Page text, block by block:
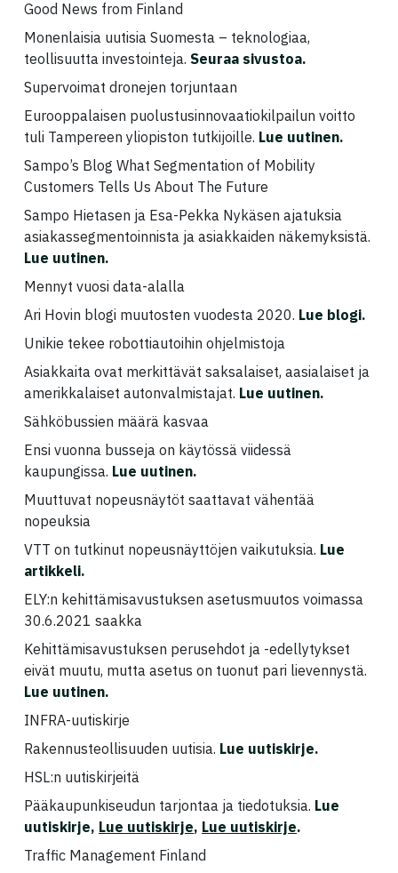
Good News from Finland
Monenlaisia uutisia Suomesta – teknologiaa,
teollisuutta investointeja. Seuraa sivustoa.
Supervoimat dronejen torjuntaan
Eurooppalaisen puolustusinnovaatiokilpailun voitto
tuli Tampereen yliopiston tutkijoille. Lue uutinen.
Sampo’s Blog What Segmentation of Mobility
Customers Tells Us About The Future
Sampo Hietasen ja Esa-Pekka Nykäsen ajatuksia
asiakassegmentoinnista ja asiakkaiden näkemyksistä.
Lue uutinen.
Mennyt vuosi data-alalla
Ari Hovin blogi muutosten vuodesta 2020. Lue blogi.
Unikie tekee robottiautoihin ohjelmistoja
Asiakkaita ovat merkittävät saksalaiset, aasialaiset ja
amerikkalaiset autonvalmistajat. Lue uutinen.
Sähköbussien määrä kasvaa
Ensi vuonna busseja on käytössä viidessä
kaupungissa. Lue uutinen.
Muuttuvat nopeusnäytöt saattavat vähentää
nopeuksia
VTT on tutkinut nopeusnäyttöjen vaikutuksia. Lue
artikkeli.
ELY:n kehittämisavustuksen asetusmuutos voimassa
30.6.2021 saakka
Kehittämisavustuksen perusehdot ja -edellytykset
eivät muutu, mutta asetus on tuonut pari lievennystä.
Lue uutinen.
INFRA-uutiskirje
Rakennusteollisuuden uutisia. Lue uutiskirje.
HSL:n uutiskirjeitä
Pääkaupunkiseudun tarjontaa ja tiedotuksia. Lue
uutiskirje, Lue uutiskirje, Lue uutiskirje.
Traffic Management Finland